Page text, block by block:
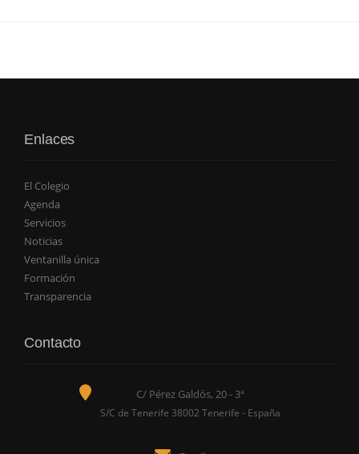
Enlaces
El Colegio
Agenda
Servicios
Noticias
Ventanilla única
Formación
Transparencia
Contacto
C/ Pérez Galdós, 20 - 3ª
S/C de Tenerife 38002 Tenerife - España